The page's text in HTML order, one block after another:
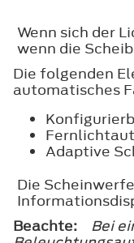
Wenn sich der
wenn die
Die folgenden
automatisches
Adaptive
Die
Beachte:
Bei